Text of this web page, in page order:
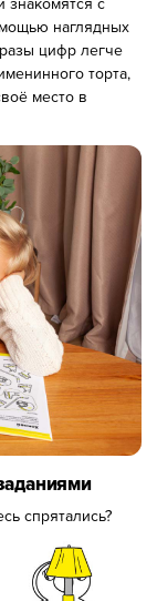
наглядных
цифр легче
торта,
место в
спрятались?